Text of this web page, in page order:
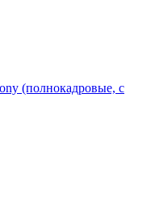
(полнокадровые, с